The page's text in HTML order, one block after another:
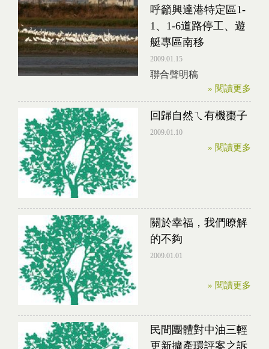
呼籲興達港特定區1-
1、1-6道路停工、遊
艇專區南移
2009.01.15
聯合聲明稿
» 閱讀更多
回歸自然ㄟ有機棗子
2009.01.10
» 閱讀更多
關於幸福，我們瞭解
的不夠
2009.01.01
» 閱讀更多
民間團體對中油三輕
更新擴產環評案之訴